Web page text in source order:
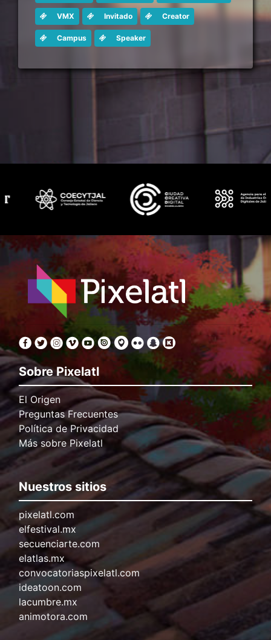
VMX Invitado Creator
Campus Speaker
Sobre Pixelatl
El Origen
Preguntas Frecuentes
Política de Privacidad
Más sobre Pixelatl
Nuestros sitios
pixelatl.com
elfestival.mx
secuenciarte.com
elatlas.mx
convocatoriaspixelatl.com
ideatoon.com
lacumbre.mx
animotora.com